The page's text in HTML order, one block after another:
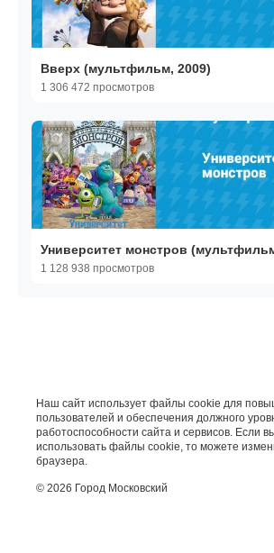
Вверх (мультфильм, 2009)
1 306 472 просмотров
Университет монстров
1 128 938 просмотров
Наш сайт использует файлы cookie для
пользователей и обеспечения должного
работоспособности сайта и сервисов. Если
использовать файлы cookie, то можете
браузера.
© 2026 Город Московский